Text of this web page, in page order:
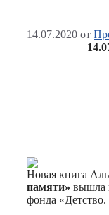
14.07.2020 от
Новая книга
памяти» вышла
фонда